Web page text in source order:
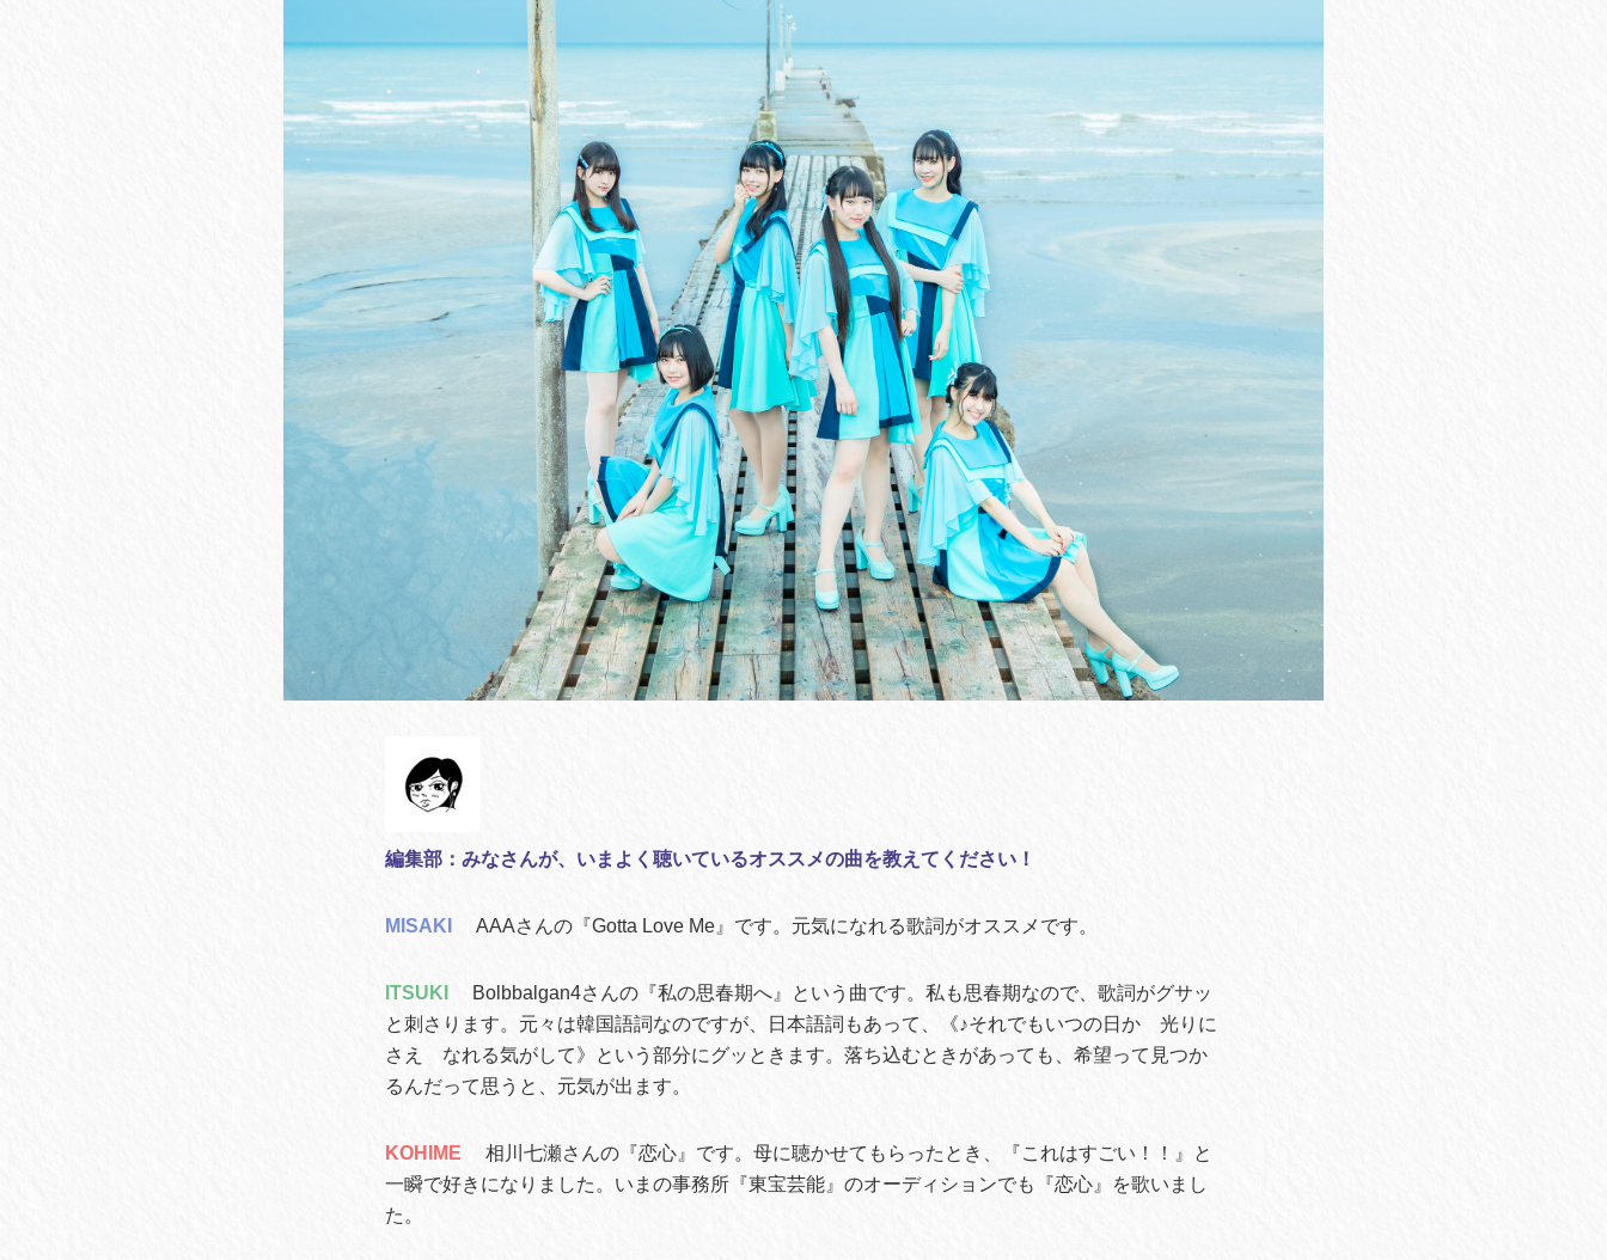
編集部：みなさんが、いまよく聴いているオススメの曲を教えてください！
MISAKI AAAさんの『Gotta Love Me』です。元気になれる歌詞がオススメです。
ITSUKI
Bolbbalgan4さんの『私の思春期へ』という曲です。私も思春期なので、歌詞がグサッ
と刺さります。元々は韓国語詞なのですが、日本語詞もあって、《♪それでもいつの日か 光りに
さえ なれる気がして》という部分にグッときます。落ち込むときがあっても、希望って見つか
るんだって思うと、元気が出ます。
KOHIME
相川七瀬さんの『恋心』です。母に聴かせてもらったとき、『これはすごい！！』と
一瞬で好きになりました。いまの事務所『東宝芸能』のオーディションでも『恋心』を歌いまし
た。